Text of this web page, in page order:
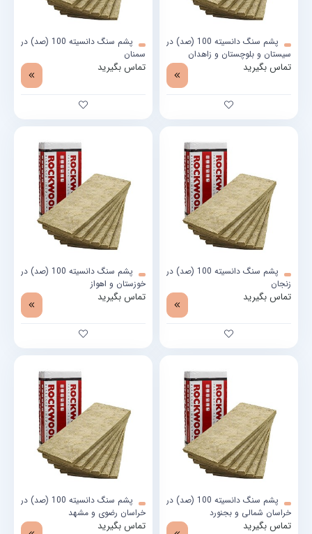
پشم سنگ دانسیته 100 (صد) در
سیستان و بلوچستان و زاهدان
تماس بگیرید
پشم سنگ دانسیته 100 (صد) در
سمنان
تماس بگیرید
پشم سنگ دانسیته 100 (صد) در
زنجان
تماس بگیرید
پشم سنگ دانسیته 100 (صد) در
خوزستان و اهواز
تماس بگیرید
پشم سنگ دانسیته 100 (صد) در
خراسان شمالی و بجنورد
تماس بگیرید
پشم سنگ دانسیته 100 (صد) در
خراسان رضوی و مشهد
تماس بگیرید